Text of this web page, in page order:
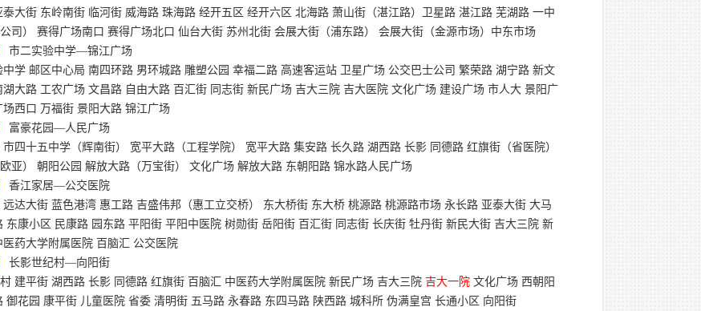
泰大街 东岭南街 临河街 威海路 珠海路 经开五区 经开六区 北海路 萧山街（湛江路）卫星路 湛江路 芜湖路 一中
司） 赛得广场南口 赛得广场北口 仙台大街 苏州北街 会展大街（浦东路） 会展大街（金源市场）中东市场
市二实验中学—锦江广场
中学 邮区中心局 南四环路 男环城路 雕塑公园 幸福二路 高速客运站 卫星广场 公交巴士公司 繁荣路 湖宁路 新文
湖大路 工农广场 文昌路 自由大路 百汇街 同志街 新民广场 吉大三院 吉大医院 文化广场 建设广场 市人大 景阳广
场西口 万福街 景阳大路 锦江广场
富豪花园—人民广场
市四十五中学（辉南街） 宽平大路（工程学院） 宽平大路 集安路 长久路 湖西路 长影 同德路 红旗街（省医院）
亚） 朝阳公园 解放大路（万宝街） 文化广场 解放大路 东朝阳路 锦水路人民广场
香江家居—公交医院
远达大街 蓝色港湾 惠工路 吉盛伟邦（惠工立交桥） 东大桥街 东大桥 桃源路 桃源路市场 永长路 亚泰大街 大马
东康小区 民康路 园东路 平阳街 平阳中医院 树勋街 岳阳街 百汇街 同志街 长庆街 牡丹街 新民大街 吉大三院 新
医药大学附属医院 百脑汇 公交医院
长影世纪村—向阳街
建平街 湖西路 长影 同德路 红旗街 百脑汇 中医药大学附属医院 新民广场 吉大三院 吉大一院 文化广场 西朝阳
御花园 康平街 儿童医院 省委 清明街 五马路 永春路 东四马路 陕西路 城科所 伪满皇宫 长通小区 向阳街